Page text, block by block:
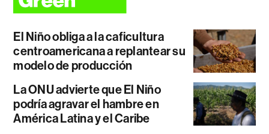
El Niño obliga a la caficultura
centroamericana a replantear su
modelo de producción
La ONU advierte que El Niño
podría agravar el hambre en
América Latina y el Caribe